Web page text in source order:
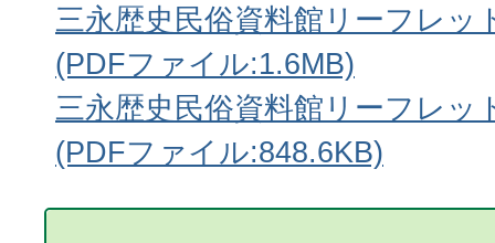
三永歴史民俗資料館リーフレッ
(PDFファイル:1.6MB)
三永歴史民俗資料館リーフレッ
(PDFファイル:848.6KB)